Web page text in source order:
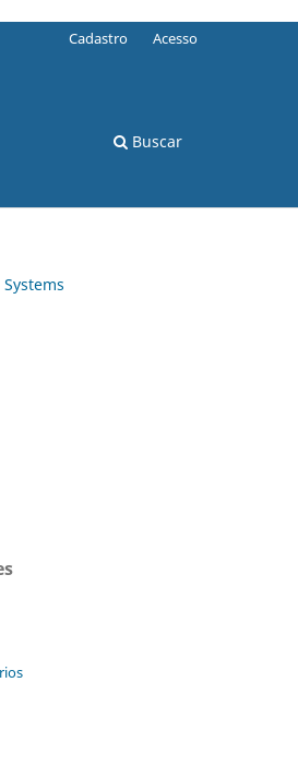
Buscar
Cadastro Acesso